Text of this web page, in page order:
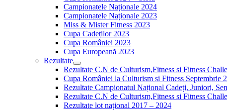
Campionatele Naționale 2024
Campionatele Naționale 2023
Miss & Mister Fitness 2023
Cupa Cadeților 2023
Cupa României 2023
Cupa Europeană 2023
Rezultate
Rezultate C.N de Culturism,Fitness si Fitness
Cupa României la Culturism si Fitness Septembrie
Rezultate Campionatul Național Cadeți, Juniori,
Rezultate C.N de Culturism,Fitness si Fitness
Rezultate lot național 2017 – 2024